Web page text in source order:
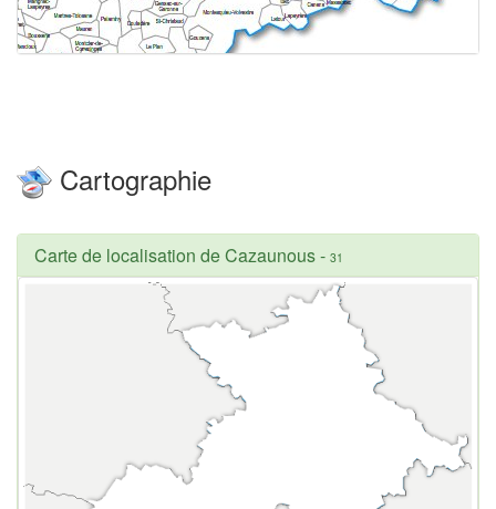
Cartographie
Carte de localisation de Cazaunous- 31